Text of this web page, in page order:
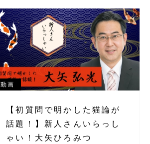
動画
【初質問で明かした猫論が
話題！】新人さんいらっし
ゃい！大矢ひろみつ